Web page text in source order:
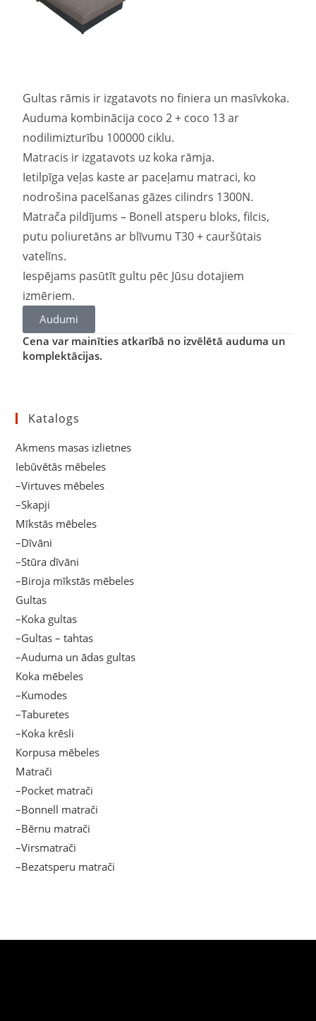
Gultas rāmis ir izgatavots no finiera un masīvkoka.
Auduma kombinācija coco 2 + coco 13 ar
nodilimizturību 100000 ciklu.
Matracis ir izgatavots uz koka rāmja.
Ietilpīga veļas kaste ar paceļamu matraci, ko
nodrošina pacelšanas gāzes cilindrs 1300N.
Matrača pildījums – Bonell atsperu bloks, filcis,
putu poliuretāns ar blīvumu T30 + cauršūtais
vatelīns.
Iespējams pasūtīt gultu pēc Jūsu dotajiem
izmēriem.
Audumi
Cena var mainīties atkarībā no izvēlētā auduma un
komplektācijas.
Katalogs
Akmens masas izlietnes
Iebūvētās mēbeles
–Virtuves mēbeles
–Skapji
Mīkstās mēbeles
–Dīvāni
–Stūra dīvāni
–Biroja mīkstās mēbeles
Gultas
–Koka gultas
–Gultas – tahtas
–Auduma un ādas gultas
Koka mēbeles
–Kumodes
–Taburetes
–Koka krēsli
Korpusa mēbeles
Matrači
–Pocket matrači
–Bonnell matrači
–Bērnu matrači
–Virsmatrači
–Bezatsperu matrači